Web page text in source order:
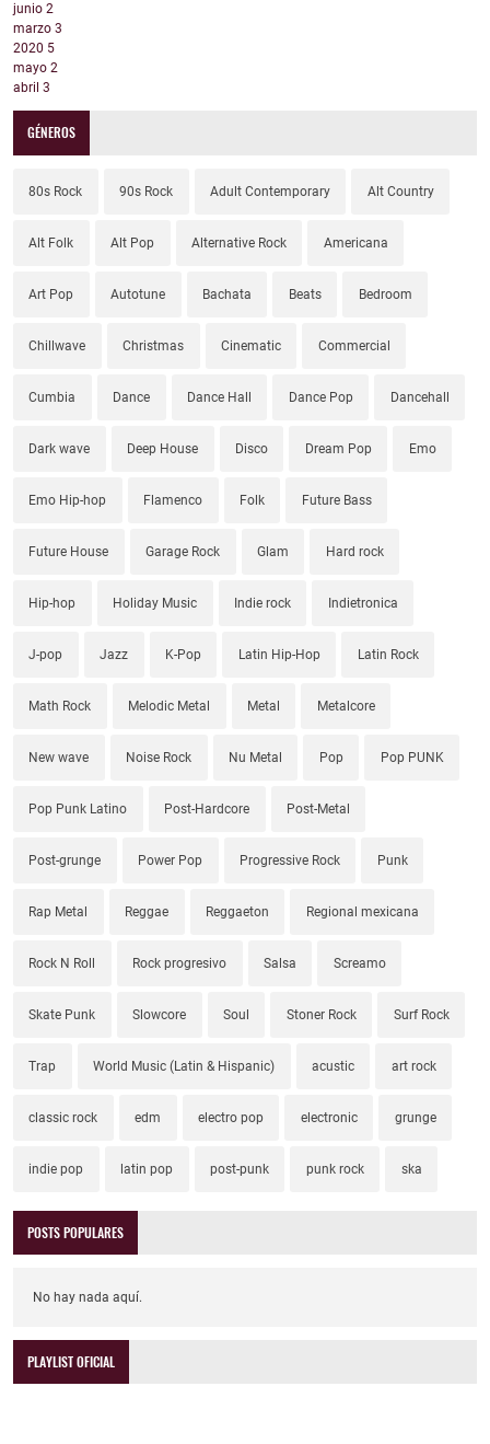
junio 2
marzo 3
2020 5
mayo 2
abril 3
GÉNEROS
80s Rock 90s Rock Adult Contemporary Alt Country
Alt Folk Alt Pop Alternative Rock Americana
Art Pop Autotune Bachata Beats Bedroom
Chillwave Christmas Cinematic Commercial
Cumbia Dance Dance Hall Dance Pop Dancehall
Dark wave Deep House Disco Dream Pop Emo
Emo Hip-hop Flamenco Folk Future Bass
Future House Garage Rock Glam Hard rock
Hip-hop Holiday Music Indie rock Indietronica
J-pop Jazz K-Pop Latin Hip-Hop Latin Rock
Math Rock Melodic Metal Metal Metalcore
New wave Noise Rock Nu Metal Pop Pop PUNK
Pop Punk Latino Post-Hardcore Post-Metal
Post-grunge Power Pop Progressive Rock Punk
Rap Metal Reggae Reggaeton Regional mexicana
Rock N Roll Rock progresivo Salsa Screamo
Skate Punk Slowcore Soul Stoner Rock Surf Rock
Trap World Music (Latin & Hispanic) acustic art rock
classic rock edm electro pop electronic grunge
indie pop latin pop post-punk punk rock ska
POSTS POPULARES
No hay nada aquí.
PLAYLIST OFICIAL